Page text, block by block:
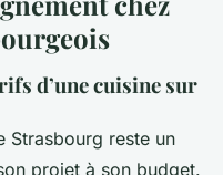
d’une cuisine sur
Strasbourg reste un
projet à son budget.